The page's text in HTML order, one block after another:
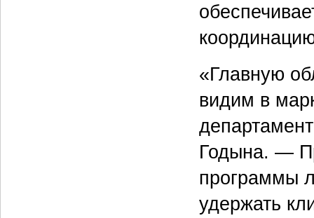
«Главную
видим в
Годына. —
программы
удержать